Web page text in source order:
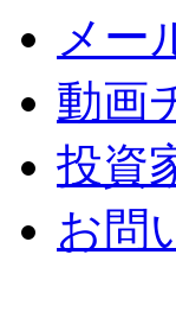
メー
動画
投資
お問